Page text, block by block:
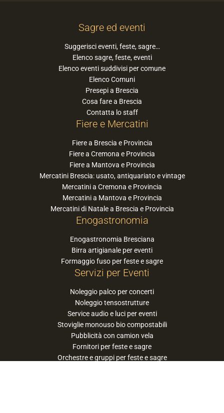
Sagre ed eventi
Suggerisci eventi, feste, sagre…
Elenco sagre, feste, eventi
Elenco eventi suddivisi per comune
Elenco Comuni
Presepi a Brescia
Cosa fare a Brescia
Contatta lo staff
Fiere e Mercatini
Fiere a Brescia e Provincia
Fiere a Cremona e Provincia
Fiere a Mantova e Provincia
Mercatini Brescia: usato, antiquariato e vintage
Mercatini a Cremona e Provincia
Mercatini a Mantova e Provincia
Mercatini di Natale a Brescia e Provincia
Enogastronomia
Enogastronomia Bresciana
Birra artigianale per eventi
Formaggio fuso per feste e sagre
Servizi per Eventi
Noleggio palco per concerti
Noleggio tensostrutture
Service audio e luci per eventi
Stoviglie monouso bio compostabili
Pubblicità con camion vela
Fornitori per feste e sagre
Orchestre e gruppi per feste e sagre